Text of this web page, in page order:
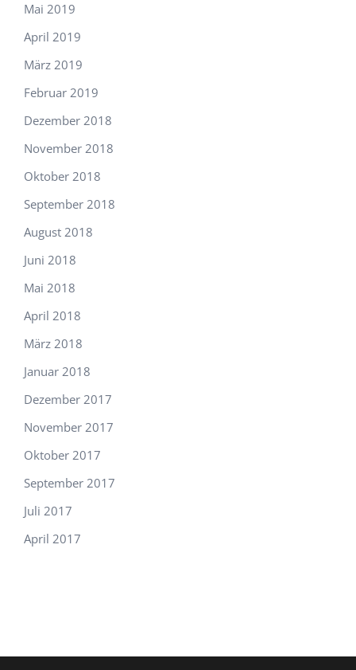
Mai 2019
April 2019
März 2019
Februar 2019
Dezember 2018
November 2018
Oktober 2018
September 2018
August 2018
Juni 2018
Mai 2018
April 2018
März 2018
Januar 2018
Dezember 2017
November 2017
Oktober 2017
September 2017
Juli 2017
April 2017